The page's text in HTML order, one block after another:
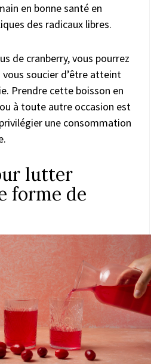
en bonne santé en
des radicaux libres.
de cranberry, vous pourrez
soucier d’être atteint
Prendre cette boisson en
à toute autre occasion est
une consommation
lutter
forme de